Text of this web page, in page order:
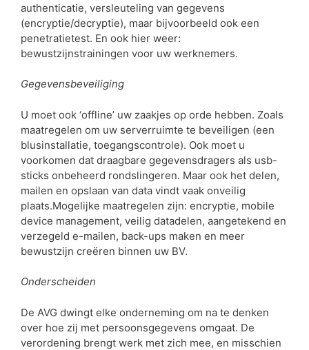
authenticatie, versleuteling van gegevens
(encryptie/decryptie), maar bijvoorbeeld ook een
penetratietest. En ook hier weer:
bewustzijnstrainingen voor uw werknemers.
Gegevensbeveiliging
U moet ook ‘offline’ uw zaakjes op orde hebben. Zoals
maatregelen om uw serverruimte te beveiligen (een
blusinstallatie, toegangscontrole). Ook moet u
voorkomen dat draagbare gegevensdragers als usb-
sticks onbeheerd rondslingeren. Maar ook het delen,
mailen en opslaan van data vindt vaak onveilig
plaats.Mogelijke maatregelen zijn: encryptie, mobile
device management, veilig datadelen, aangetekend en
verzegeld e-mailen, back-ups maken en meer
bewustzijn creëren binnen uw BV.
Onderscheiden
De AVG dwingt elke onderneming om na te denken
over hoe zij met persoonsgegevens omgaat. De
verordening brengt werk met zich mee, en misschien